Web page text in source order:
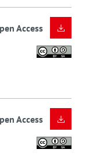
Access
Access